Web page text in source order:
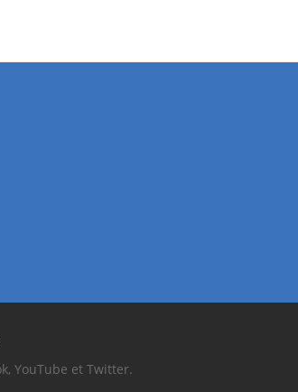
YouTube et Twitter.